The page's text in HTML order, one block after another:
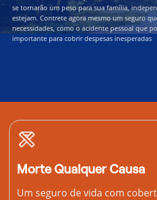
se tornarão um peso para sua família,
estejam. Contrete agora mesmo um seguro
necessidades, como o acidente pessoal que
importante para cobrir despesas inesperadas
Morte Qualquer Causa
Um seguro de vida com